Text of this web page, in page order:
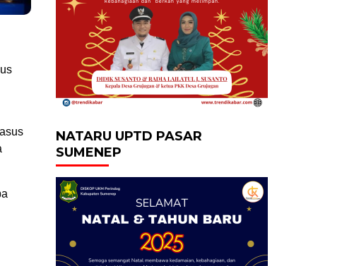
NATARU UPTD PASAR
SUMENEP